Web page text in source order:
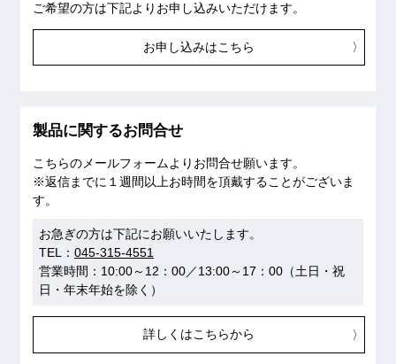
ご希望の方は下記よりお申し込みいただけます。
お申し込みはこちら
製品に関するお問合せ
こちらのメールフォームよりお問合せ願います。
※返信までに１週間以上お時間を頂戴することがございま
す。
お急ぎの方は下記にお願いいたします。
TEL： 045-315-4551
営業時間：10:00～12：00／13:00～17：00（土日・祝
日・年末年始を除く）
詳しくはこちらから